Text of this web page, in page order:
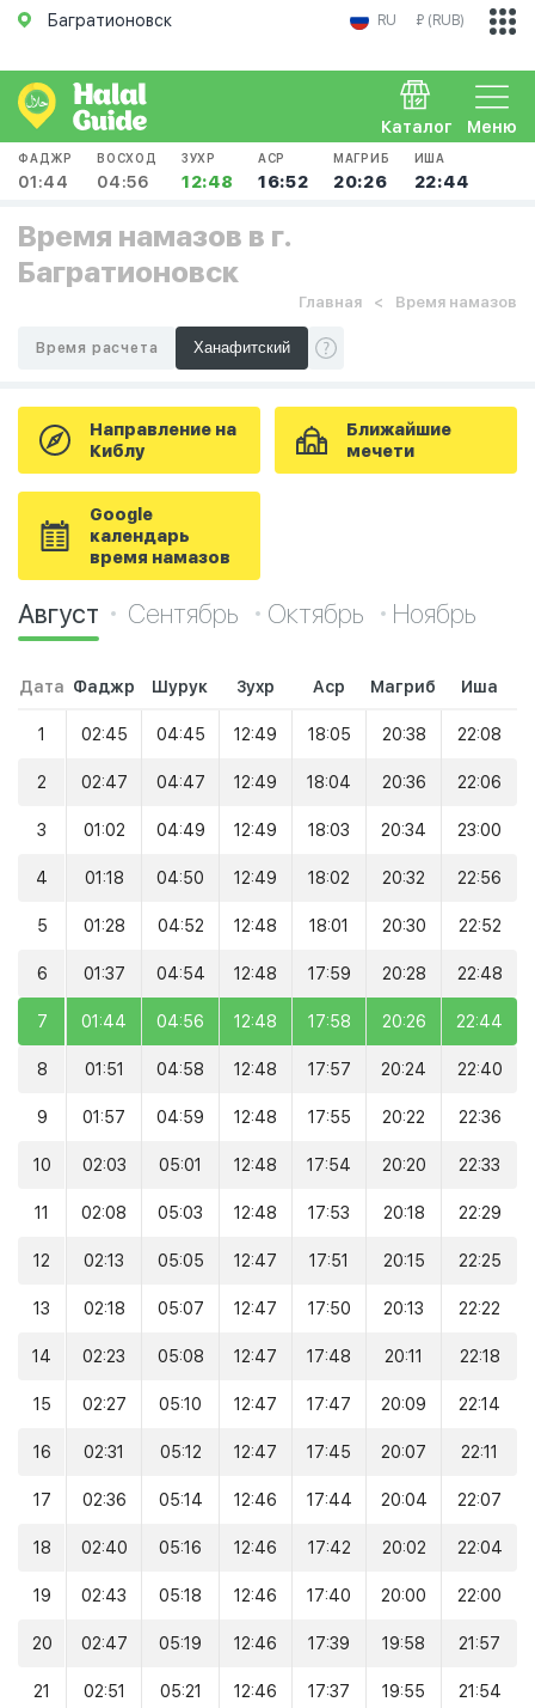
Багратионовск RU ₽ (RUB)
Меню
Каталог
ФАДЖР
01:44
ВОСХОД
04:56
ЗУХР
12:48
АСР
16:52
МАГРИБ
20:26
ИША
22:44
Время намазов в г.
Багратионовск
Главная Время намазов
Время расчета
Направление на
Киблу
Ближайшие
мечети
Google
календарь
время намазов
Август Сентябрь Октябрь Ноябрь
Дата Фаджр Шурук Зухр Аср Магриб Иша
1 02:45 04:45 12:49 18:05 20:38 22:08
2 02:47 04:47 12:49 18:04 20:36 22:06
3 01:02 04:49 12:49 18:03 20:34 23:00
4 01:18 04:50 12:49 18:02 20:32 22:56
5 01:28 04:52 12:48 18:01 20:30 22:52
6 01:37 04:54 12:48 17:59 20:28 22:48
7 01:44 04:56 12:48 17:58 20:26 22:44
8 01:51 04:58 12:48 17:57 20:24 22:40
9 01:57 04:59 12:48 17:55 20:22 22:36
10 02:03 05:01 12:48 17:54 20:20 22:33
11 02:08 05:03 12:48 17:53 20:18 22:29
12 02:13 05:05 12:47 17:51 20:15 22:25
13 02:18 05:07 12:47 17:50 20:13 22:22
14 02:23 05:08 12:47 17:48 20:11 22:18
15 02:27 05:10 12:47 17:47 20:09 22:14
16 02:31 05:12 12:47 17:45 20:07 22:11
17 02:36 05:14 12:46 17:44 20:04 22:07
18 02:40 05:16 12:46 17:42 20:02 22:04
19 02:43 05:18 12:46 17:40 20:00 22:00
20 02:47 05:19 12:46 17:39 19:58 21:57
21 02:51 05:21 12:46 17:37 19:55 21:54